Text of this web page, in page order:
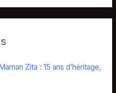
Zita : 15 ans d’héritage,